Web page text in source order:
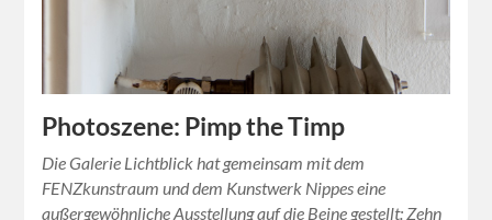
Photoszene: Pimp the Timp
Die Galerie Lichtblick hat gemeinsam mit dem
FENZkunstraum und dem Kunstwerk Nippes eine
außergewöhnliche Ausstellung auf die Beine gestellt: Zehn